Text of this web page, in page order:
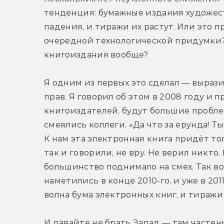
тенденция: бумажные издания
падения, и тиражи их растут. Или это
очередной технологической
книгоиздания вообще?
Я одним из первых это сделал —
прав. Я говорил об этом в 2008 году и
книгоиздателей, будут большие
смеялись коллеги. «Да что за ерунда!
К нам эта электронная книга придёт
так и говорили, не вру. Не верил
большинство поднимало на смех. Так
наметились в конце 2010-го, и уже в
волна бума электронных книг, и